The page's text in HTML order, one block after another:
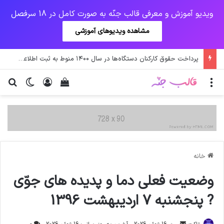
ویدیو آموزش و معرفی قالب جنّه به صورت کامل در 18 سرفصل
مشاهده ویدیوهای آموزشی
پرداخت حقوق کارکنان دستگاه‌ها در سال ۱۴۰۰ منوط به ثبت اطلاعات کارکنان در سامانه شد
تغییر ورود
دیدن سبد خرید منو
خانه
وضعیت فعلی دما و پدیده های جوّی
? پنجشنبه 7 اردیبهشت 1396